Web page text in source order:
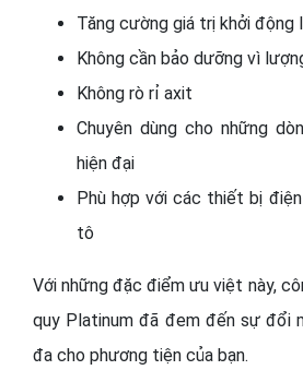
Tăng cường giá trị khởi động
Không cần bảo dưỡng vì
Không rò rỉ axit
Chuyên dùng cho những
hiện đại
Phù hợp với các thiết bị
tô
Với những đặc điểm ưu việt này,
quy Platinum đã đem đến sự đổi
đa cho phương tiện của bạn.